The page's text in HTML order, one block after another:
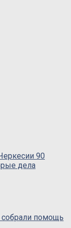
90
дела
помощь